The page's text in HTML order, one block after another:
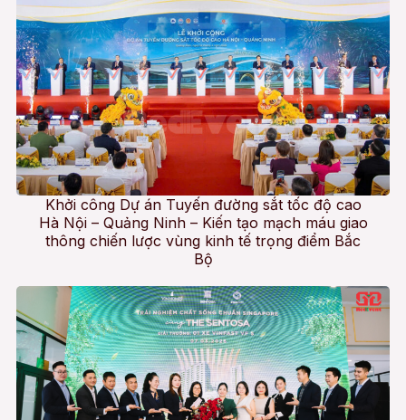
Khởi công Dự án Tuyến đường sắt tốc độ cao
Hà Nội – Quảng Ninh – Kiến tạo mạch máu giao
thông chiến lược vùng kinh tế trọng điểm Bắc
Bộ